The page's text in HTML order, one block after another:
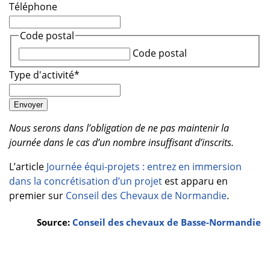
Téléphone
Code postal
Code postal
Type d'activité*
Nous serons dans l’obligation de ne pas maintenir la
journée dans le cas d’un nombre insuffisant d’inscrits.
L’article Journée équi-projets : entrez en immersion
dans la concrétisation d’un projet est apparu en
premier sur Conseil des Chevaux de Normandie.
Source: Conseil des chevaux de Basse-Normandie